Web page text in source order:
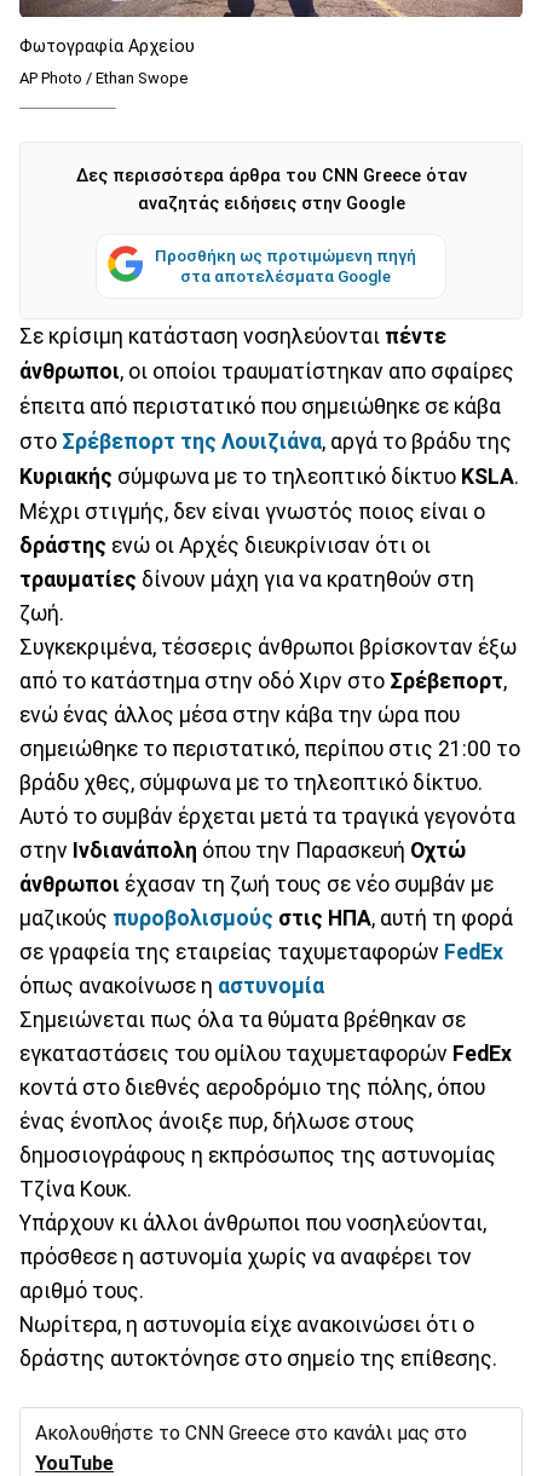
Φωτογραφία Αρχείου
AP Photo / Ethan Swope
Δες περισσότερα άρθρα του CNN Greece όταν
αναζητάς ειδήσεις στην Google
Προσθήκη ως προτιμώμενη πηγή
στα αποτελέσματα Google
Σε κρίσιμη κατάσταση νοσηλεύονται πέντε
άνθρωποι, οι οποίοι τραυματίστηκαν απο σφαίρες
έπειτα από περιστατικό που σημειώθηκε σε κάβα
στο Σρέβεπορτ της Λουιζιάνα, αργά το βράδυ της
Κυριακής σύμφωνα με το τηλεοπτικό δίκτυο KSLA.
Μέχρι στιγμής, δεν είναι γνωστός ποιος είναι ο
δράστης ενώ οι Αρχές διευκρίνισαν ότι οι
τραυματίες δίνουν μάχη για να κρατηθούν στη
ζωή.
Συγκεκριμένα, τέσσερις άνθρωποι βρίσκονταν έξω
από το κατάστημα στην οδό Χιρν στο Σρέβεπορτ,
ενώ ένας άλλος μέσα στην κάβα την ώρα που
σημειώθηκε το περιστατικό, περίπου στις 21:00 το
βράδυ χθες, σύμφωνα με το τηλεοπτικό δίκτυο.
Αυτό το συμβάν έρχεται μετά τα τραγικά γεγονότα
στην Ινδιανάπολη όπου την Παρασκευή Οχτώ
άνθρωποι έχασαν τη ζωή τους σε νέο συμβάν με
μαζικούς πυροβολισμούς στις ΗΠΑ, αυτή τη φορά
σε γραφεία της εταιρείας ταχυμεταφορών FedEx
όπως ανακοίνωσε η αστυνομία
Σημειώνεται πως όλα τα θύματα βρέθηκαν σε
εγκαταστάσεις του ομίλου ταχυμεταφορών FedEx
κοντά στο διεθνές αεροδρόμιο της πόλης, όπου
ένας ένοπλος άνοιξε πυρ, δήλωσε στους
δημοσιογράφους η εκπρόσωπος της αστυνομίας
Τζίνα Κουκ.
Υπάρχουν κι άλλοι άνθρωποι που νοσηλεύονται,
πρόσθεσε η αστυνομία χωρίς να αναφέρει τον
αριθμό τους.
Νωρίτερα, η αστυνομία είχε ανακοινώσει ότι ο
δράστης αυτοκτόνησε στο σημείο της επίθεσης.
Ακολουθήστε το CNN Greece στο κανάλι μας στο
YouTube